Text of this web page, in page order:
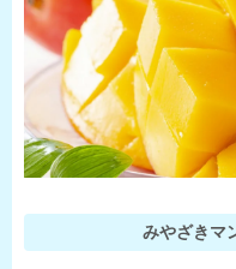
みやざきマ